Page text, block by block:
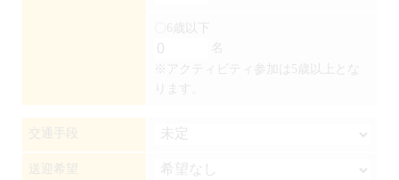
〇6歳以下
名
※アクティビティ参加は5歳以上とな
交通手段
送迎希望